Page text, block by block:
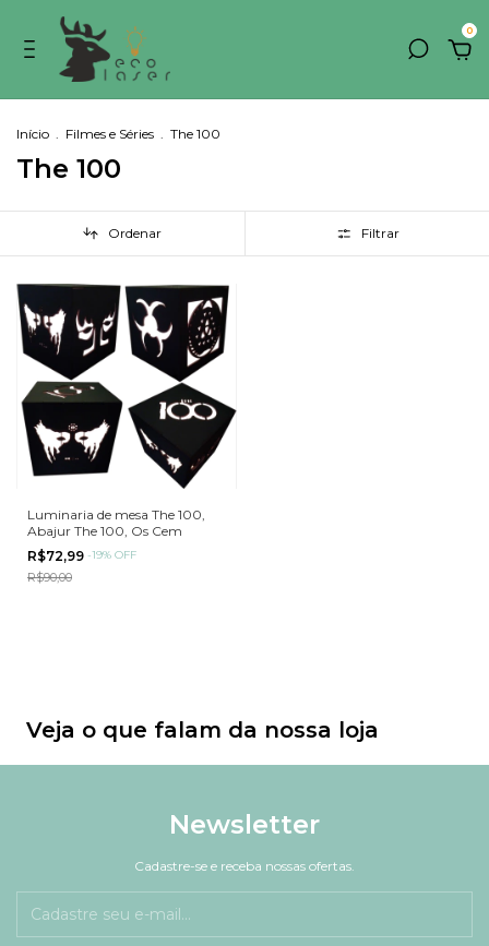
0
Início . Filmes e Séries . The 100
The 100
Ordenar Filtrar
Luminaria de mesa The 100,
Abajur The 100, Os Cem
R$72,99 -19% OFF
R$90,00
Veja o que falam da nossa loja
Newsletter
Cadastre-se e receba nossas ofertas.